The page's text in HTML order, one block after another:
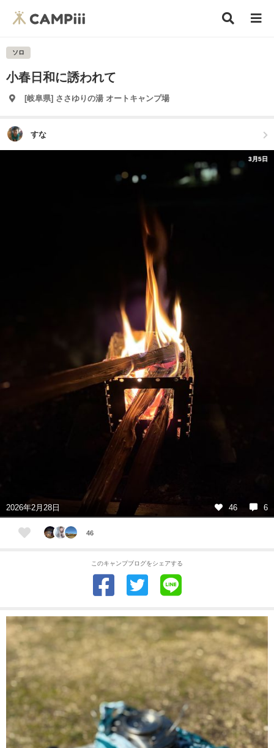
ソロ
小春日和に誘われて
[岐阜県] ささゆりの湯 オートキャンプ場
すな
3月5日
2026年2月28日 46 6
46
このキャンプブログをシェアする